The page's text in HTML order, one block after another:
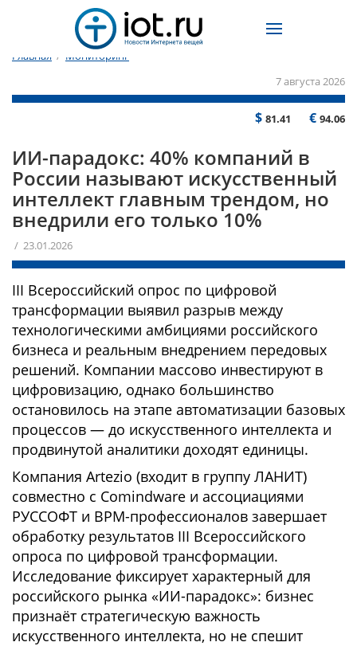
Главная / Мониторинг
7 августа 2026
$ 81.41 € 94.06
ИИ-парадокс: 40% компаний в
России называют искусственный
интеллект главным трендом, но
внедрили его только 10%
/ 23.01.2026
III Всероссийский опрос по цифровой
трансформации выявил разрыв между
технологическими амбициями российского
бизнеса и реальным внедрением передовых
решений. Компании массово инвестируют в
цифровизацию, однако большинство
остановилось на этапе автоматизации базовых
процессов — до искусственного интеллекта и
продвинутой аналитики доходят единицы.
Компания Artezio (входит в группу ЛАНИТ)
совместно с Comindware и ассоциациями
РУССОФТ и BPM-профессионалов завершает
обработку результатов III Всероссийского
опроса по цифровой трансформации.
Исследование фиксирует характерный для
российского рынка «ИИ-парадокс»: бизнес
признаёт стратегическую важность
искусственного интеллекта, но не спешит